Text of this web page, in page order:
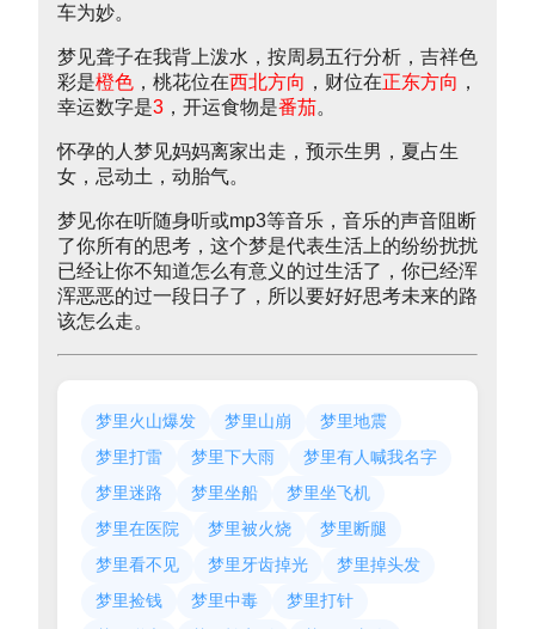
车为妙。
梦见聋子在我背上泼水，按周易五行分析，吉祥色
彩是橙色 ，桃花位在西北方向 ，财位在正东方向 ，
幸运数字是3 ，开运食物是番茄。
怀孕的人梦见妈妈离家出走，预示生男，夏占生
女，忌动土，动胎气。
梦见你在听随身听或mp3等音乐，音乐的声音阻断
了你所有的思考，这个梦是代表生活上的纷纷扰扰
已经让你不知道怎么有意义的过生活了，你已经浑
浑恶恶的过一段日子了，所以要好好思考未来的路
该怎么走。
梦里火山爆发 梦里山崩
梦里地震
梦里打雷
梦里下大雨
梦里有人喊我名字
梦里迷路
梦里坐船
梦里坐飞机
梦里在医院
梦里被火烧
梦里断腿
梦里看不见
梦里牙齿掉光
梦里掉头发
梦里捡钱
梦里中毒
梦里打针